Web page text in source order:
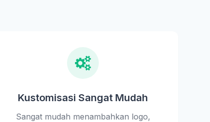
Kustomisasi Sangat Mudah
Sangat mudah menambahkan logo,